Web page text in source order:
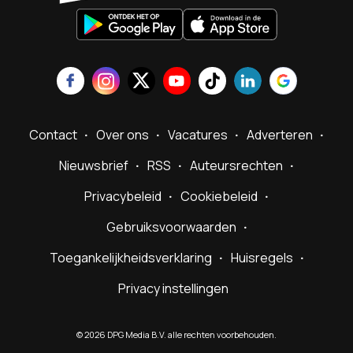
Contact Over ons Vacatures
Adverteren
Nieuwsbrief
RSS
Auteursrechten
Privacybeleid
Cookiebeleid
Gebruiksvoorwaarden
Toegankelijkheidsverklaring
Huisregels
Privacy instellingen
©2026 DPG Media B.V. alle rechten voorbehouden.